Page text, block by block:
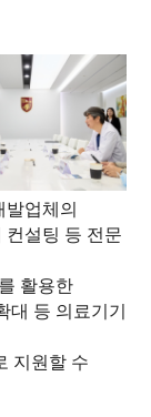
업체의
설팅 등 전문
활용한
대 등 의료기기
지원할 수